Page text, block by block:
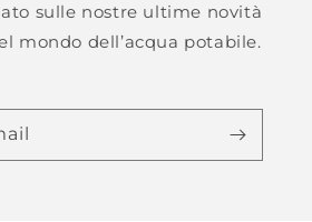
sulle nostre ultime novità
mondo dell’acqua potabile.